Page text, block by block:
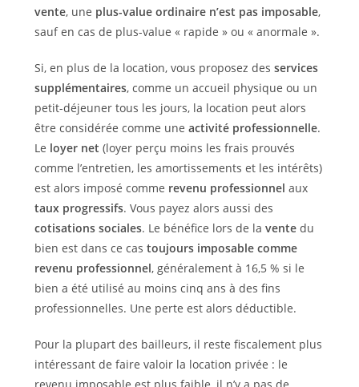
vente, une plus-value ordinaire n’est pas imposable,
sauf en cas de plus-value « rapide » ou « anormale ».
Si, en plus de la location, vous proposez des services
supplémentaires, comme un accueil physique ou un
petit-déjeuner tous les jours, la location peut alors
être considérée comme une activité professionnelle.
Le loyer net (loyer perçu moins les frais prouvés
comme l’entretien, les amortissements et les intérêts)
est alors imposé comme revenu professionnel aux
taux progressifs. Vous payez alors aussi des
cotisations sociales. Le bénéfice lors de la ventedu
bien est dans ce cas toujours imposable comme
revenu professionnel, généralement à 16,5 % si le
bien a été utilisé au moins cinq ans à des fins
professionnelles. Une perte est alors déductible.
Pour la plupart des bailleurs, il reste fiscalement plus
intéressant de faire valoir la location privée : le